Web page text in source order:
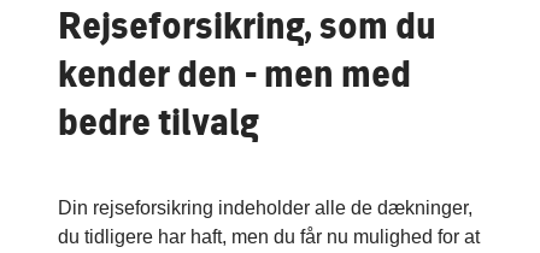
Rejseforsikring, som du
kender den - men med
bedre tilvalg
Din rejseforsikring indeholder alle de dækninger,
du tidligere har haft, men du får nu mulighed for at